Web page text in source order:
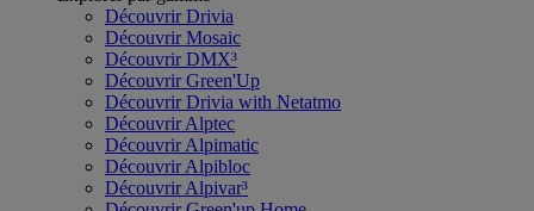
Découvrir Drivia
Découvrir Mosaic
Découvrir DMX³
Découvrir Green'Up
Découvrir Drivia with Netatmo
Découvrir Alptec
Découvrir Alpimatic
Découvrir Alpibloc
Découvrir Alpivar³